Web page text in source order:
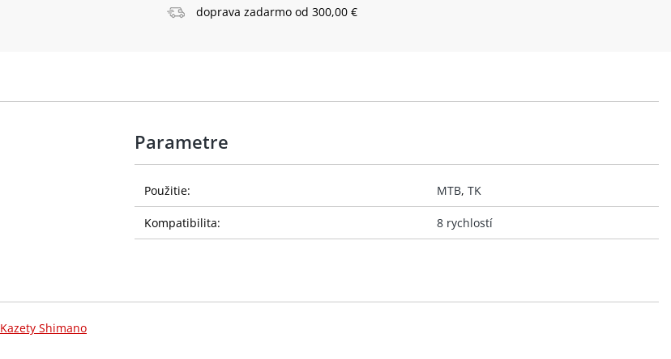
doprava zadarmo od 300,00 €
Parametre
Použitie: MTB, TK
Kompatibilita: 8 rychlostí
Kazety Shimano